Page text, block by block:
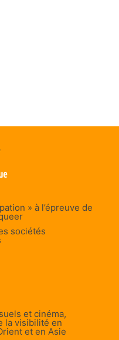
» à l’épreuve de
sociétés
et cinéma,
la visibilité en
et en Asie